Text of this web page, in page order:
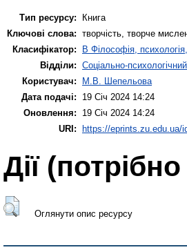
Тип ресурсу:
Книга
Ключові слова: творчість, творче
Класифікатор:
B Філософія, психологія,
Відділи: Соціально-
Користувач:
М.В. Шепельова
Дата подачі:
19 Січ 2024 14:24
Оновлення:
19 Січ 2024 14:24
URI: https://eprints.zu.edu.ua/
Дії
Оглянути опис ресурсу